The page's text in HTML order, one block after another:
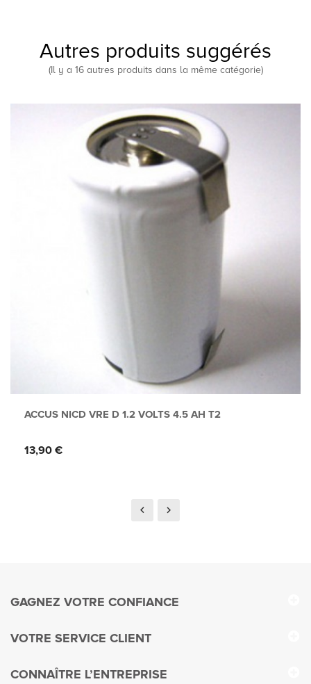
Autres produits suggérés
(Il y a 16 autres produits dans la même catégorie)
ACCUS NICD VRE D 1.2 VOLTS 4.5 AH T2
Prix
13,90 €
GAGNEZ VOTRE CONFIANCE
VOTRE SERVICE CLIENT
CONNAÎTRE L’ENTREPRISE